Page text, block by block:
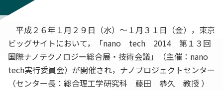
平成２６年１月２９日（水）～１月３１日（金），東京
ビッグサイトにおいて，「nano tech 2014 第１３回
国際ナノテクノロジー総合展・技術会議」（主催：nano
tech実行委員会）が開催され，ナノプロジェクトセンター
（センター長：総合理工学研究科 藤田 恭久 教授 ）